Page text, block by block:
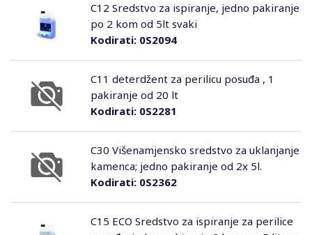
Kodirati:0S2094
C12 Sredstvo za ispiranje, jedno pakiranje
po 2 kom od 5lt svaki
Kodirati:0S2281
C11 deterdžent za perilicu posuđa , 1
pakiranje od 20 lt
Kodirati:0S2362
C30 Višenamjensko sredstvo za uklanjanje
kamenca; jedno pakiranje od 2x 5l.
C15 ECO Sredstvo za ispiranje za perilice